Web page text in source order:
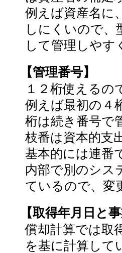
例えば資産名に
しにくいので、
して管理しやす
【管理番号】
１２桁使えるの
例えば最初の４
桁は続き番号で
枝番は資本的支
基本的には連番
内部で別のシス
ているので、変
【取得年月日と
償却計算では取
を基に計算して